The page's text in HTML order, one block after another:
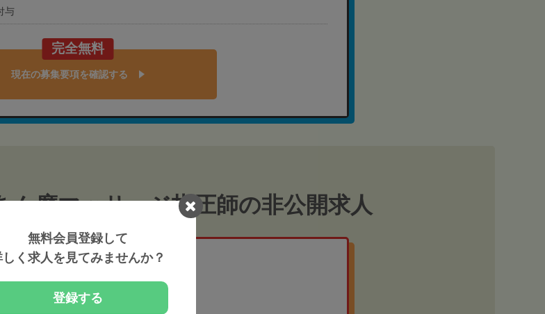
与
完全無料
現在の募集要項を確認する
ん摩マッサージ指圧師の非公開求人
の非公開求人
無料会員登録して
しく求人を見てみませんか？
登録する